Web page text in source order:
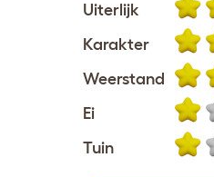
Uiterlijk
Karakter
Weerstand
Ei
Tuin